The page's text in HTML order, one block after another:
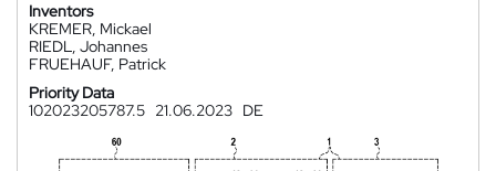
Inventors
KREMER, Mickael
RIEDL, Johannes
FRUEHAUF, Patrick
Priority Data
102023205787.5 21.06.2023 DE